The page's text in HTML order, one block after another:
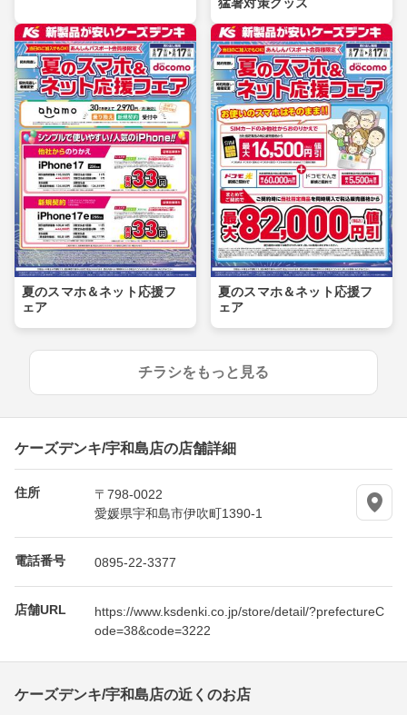
猛暑対策グッズ
夏のスマホ＆ネット応援フ
ェア
夏のスマホ＆ネット応援フ
ェア
チラシをもっと見る
ケーズデンキ/宇和島店の店舗詳細
住所
〒798-0022
愛媛県宇和島市伊吹町1390-1
電話番号 0895-22-3377
店舗URL
https://www.ksdenki.co.jp/store/detail/?prefectureC
ode=38&code=3222
ケーズデンキ/宇和島店の近くのお店